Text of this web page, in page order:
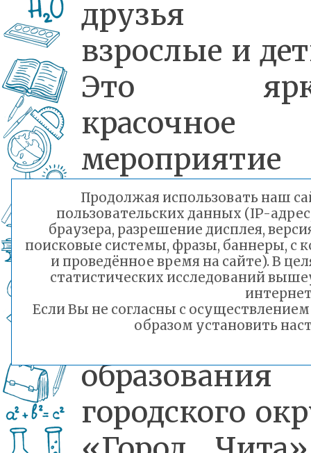
друзья
взрослые и
Это
красочное
мероприятие
подготовили
детей и
родителей
специалисты
комитета
образования
городского
Продолжая использовать наш
пользовательских данных (IP-
браузера, разрешение дисплея,
поисковые системы, фразы, баннеры, с
и проведённое время на сайте). В
статистических исследований
Если Вы не согласны с
образом установить